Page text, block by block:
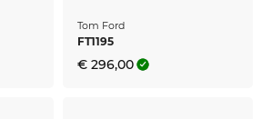
Tom Ford
FT1195
€ 296,00